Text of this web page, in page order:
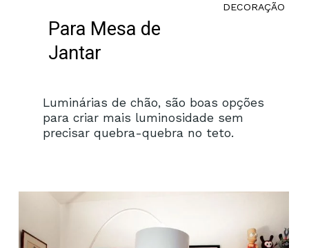
Luminárias de chão, são boas opções
para criar mais luminosidade sem
precisar quebra-quebra no teto.
Para Mesa de
Jantar
DECORAÇÃO